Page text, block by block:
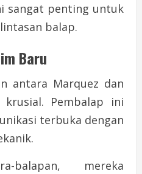
sangat penting untuk
balap.
Baru
antara Marquez dan
Pembalap ini
terbuka dengan
mereka